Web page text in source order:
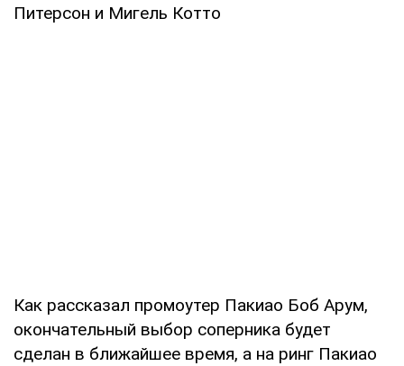
Питерсон и Мигель Котто
Как рассказал промоутер Пакиао Боб Арум,
окончательный выбор соперника будет
сделан в ближайшее время, а на ринг Пакиао